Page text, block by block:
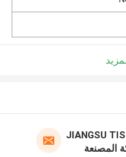
JIANGSU